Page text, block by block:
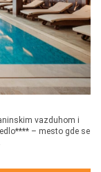
vazduhom i
– mesto gde se